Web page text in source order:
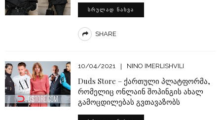
ᲡᲠᲣᲚᲐᲓ ᲜᲐᲮᲕᲐ
SHARE
10/04/2021 NINO IMERLISHVILI
Duds Store – ქართული პლატფორმა,
რომელიც ონლაინ შოპინგის ახალ
გამოცდილებას გვთავაზობს